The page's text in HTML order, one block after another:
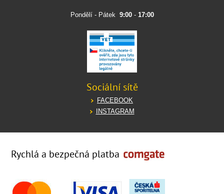
Pondělí - Pátek 9:00- 17:00
Sociální sítě
FACEBOOK
INSTAGRAM
Rychlá a bezpečná platba